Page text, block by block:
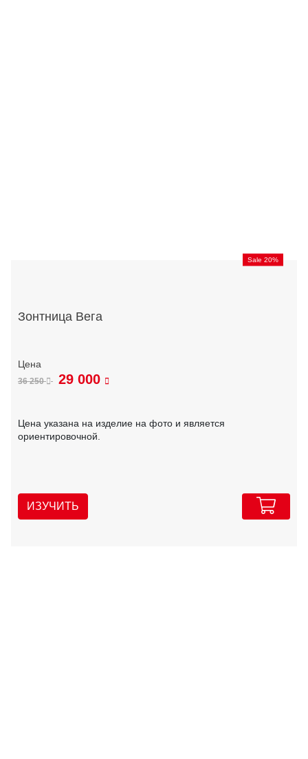
Sale 20%
Зонтница Вега
36 250 29 000
Цена указана на изделие на фото и является
ориентировочной.
ИЗУЧИТЬ